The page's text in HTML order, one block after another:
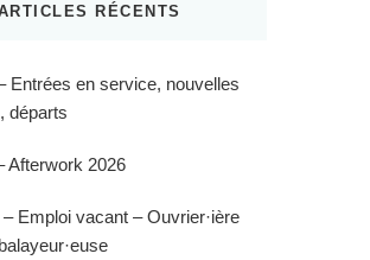
RÉCENTS
Entrées en service, nouvelles
départs
Afterwork 2026
Emploi vacant – Ouvrier·ière